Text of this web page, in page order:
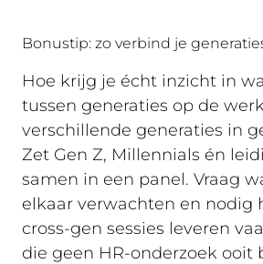
Bonustip: zo verbind je
Hoe krijg je écht inzicht in
tussen generaties op de
verschillende generaties in
Zet Gen Z, Millennials én
samen in een panel. Vraag
elkaar verwachten en nodig
cross-gen sessies leveren
die geen HR-onderzoek ooit